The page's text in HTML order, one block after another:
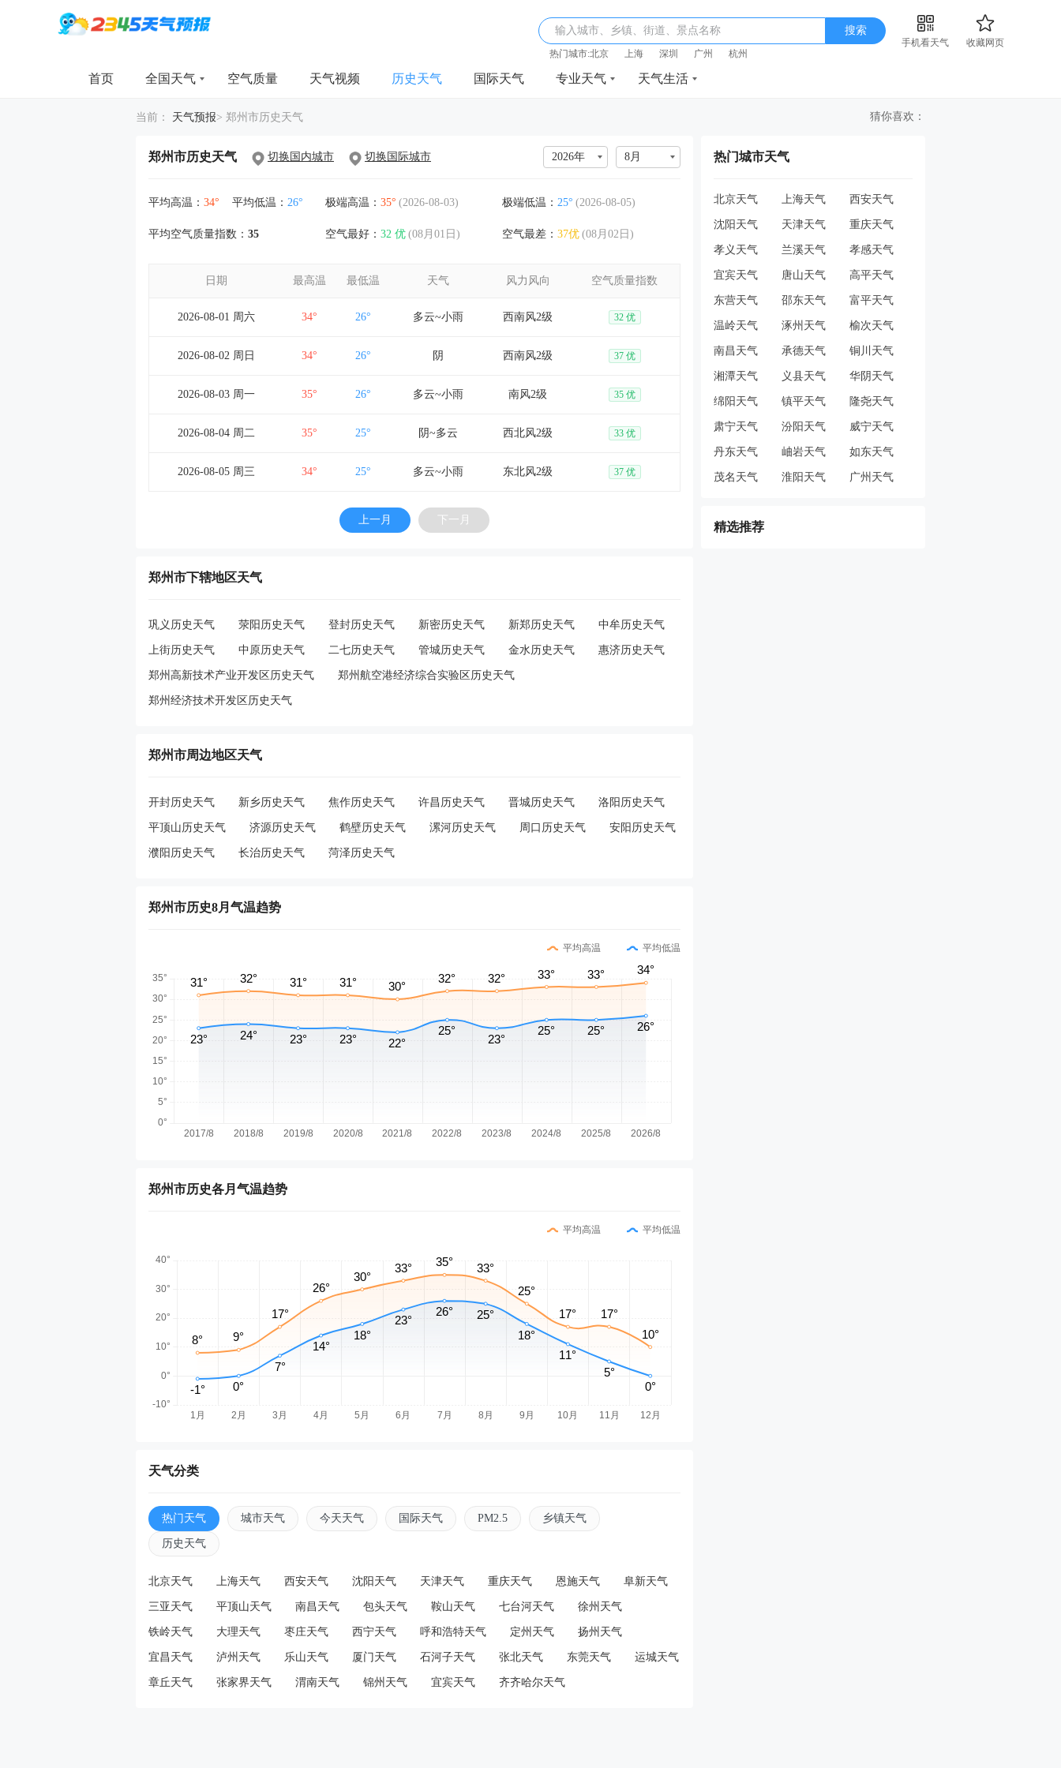
输入城市、乡镇、街道、景点名称 搜索
手机看天气
收藏网页
热门城市:北京 上海 深圳 广州 杭州
首页 全国天气 空气质量 天气视频 历史天气 国际天气 专业天气 天气生活
当前： 天气预报> 郑州市历史天气 猜你喜欢：
郑州市历史天气 切换国内城市 切换国际城市 2026年 8月
平均高温： 34° 平均低温： 26° 极端高温： 35° (2026-08-03) 极端低温： 25° (2026-08-05)
平均空气质量指数： 35 空气最好： 32 优 (08月01日) 空气最差： 37优 (08月02日)
日期 最高温 最低温 天气 风力风向 空气质量指数
2026-08-01 周六 34° 26° 多云~小雨 西南风2级 32 优
2026-08-02 周日 34° 26° 阴 西南风2级 37 优
2026-08-03 周一 35° 26° 多云~小雨 南风2级 35 优
2026-08-04 周二 35° 25° 阴~多云 西北风2级 33 优
2026-08-05 周三 34° 25° 多云~小雨 东北风2级 37 优
上一月 下一月
郑州市下辖地区天气
巩义历史天气 荥阳历史天气 登封历史天气 新密历史天气 新郑历史天气 中牟历史天气
上街历史天气 中原历史天气 二七历史天气 管城历史天气 金水历史天气 惠济历史天气
郑州高新技术产业开发区历史天气 郑州航空港经济综合实验区历史天气
郑州经济技术开发区历史天气
郑州市周边地区天气
开封历史天气 新乡历史天气 焦作历史天气 许昌历史天气 晋城历史天气 洛阳历史天气
平顶山历史天气 济源历史天气 鹤壁历史天气 漯河历史天气 周口历史天气 安阳历史天气
濮阳历史天气 长治历史天气 菏泽历史天气
郑州市历史8月气温趋势
平均高温 平均低温
郑州市历史各月气温趋势
平均高温 平均低温
天气分类
热门天气 城市天气 今天天气 国际天气 PM2.5 乡镇天气
历史天气
北京天气 上海天气 西安天气 沈阳天气 天津天气 重庆天气 恩施天气 阜新天气
三亚天气 平顶山天气 南昌天气 包头天气 鞍山天气 七台河天气 徐州天气
铁岭天气 大理天气 枣庄天气 西宁天气 呼和浩特天气 定州天气 扬州天气
宜昌天气 泸州天气 乐山天气 厦门天气 石河子天气 张北天气 东莞天气 运城天气
章丘天气 张家界天气 渭南天气 锦州天气 宜宾天气 齐齐哈尔天气
热门城市天气
北京天气 上海天气 西安天气
沈阳天气 天津天气 重庆天气
孝义天气 兰溪天气 孝感天气
宜宾天气 唐山天气 高平天气
东营天气 邵东天气 富平天气
温岭天气 涿州天气 榆次天气
南昌天气 承德天气 铜川天气
湘潭天气 义县天气 华阴天气
绵阳天气 镇平天气 隆尧天气
肃宁天气 汾阳天气 威宁天气
丹东天气 岫岩天气 如东天气
茂名天气 淮阳天气 广州天气
精选推荐